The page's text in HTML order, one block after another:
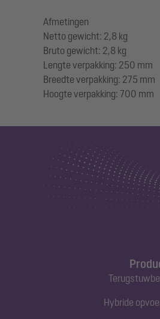
Afmetingen
Netto gewicht: 2,8 kg
Bruto gewicht: 2,8 kg
Lengte verpakking: 250 mm
Breedte verpakking: 275 mm
Hybride